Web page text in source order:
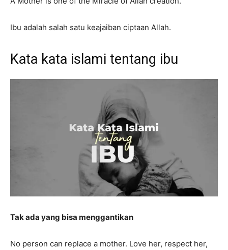
Ibu adalah salah satu keajaiban ciptaan Allah.
Kata kata islami tentang ibu
Tak ada yang bisa menggantikan
No person can replace a mother. Love her, respect her,